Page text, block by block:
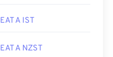
EAT A IST
EAT A NZST